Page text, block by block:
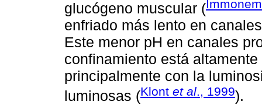
glucógeno muscular (
enfriado más lento en
Este menor pH en canales
confinamiento está
principalmente con la
luminosas (Klont et al., 1999).